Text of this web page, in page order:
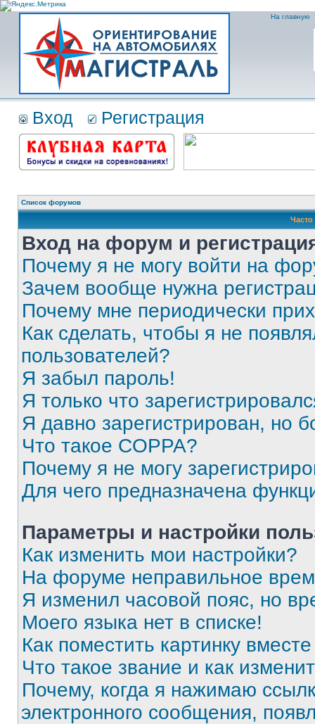
На главную
Вход Регистрация
Список форумов
Вход на форум и
Почему я не могу войти на
Зачем вообще нужна
Почему мне периодически
Как сделать, чтобы я не
пользователей?
Я забыл пароль!
Я только что
Я давно зарегистрирован, но
Что такое COPPA?
Почему я не могу
Для чего предназначена
Параметры и настройки
Как изменить мои настройки?
На форуме неправильное
Я изменил часовой пояс, но
Моего языка нет в списке!
Как поместить картинку
Что такое звание и как
Почему, когда я нажимаю
электронного сообщения,